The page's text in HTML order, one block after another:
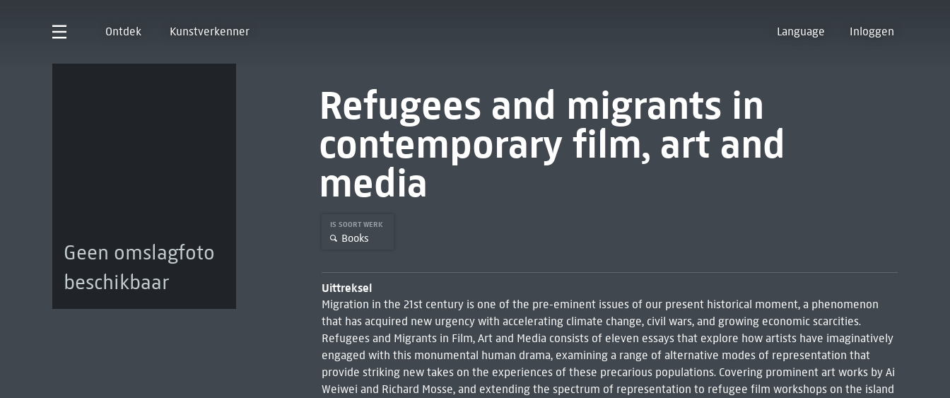
Ontdek Kunstverkenner Language Inloggen
Geen omslagfoto
beschikbaar
Refugees and migrants in
contemporary film, art and
media
IS SOORT WERK
Books
Uittreksel
Migration in the 21st century is one of the pre-eminent issues of our present historical moment, a phenomenon
that has acquired new urgency with accelerating climate change, civil wars, and growing economic scarcities.
Refugees and Migrants in Film, Art and Media consists of eleven essays that explore how artists have imaginatively
engaged with this monumental human drama, examining a range of alternative modes of representation that
provide striking new takes on the experiences of these precarious populations. Covering prominent art works by Ai
Weiwei and Richard Mosse, and extending the spectrum of representation to refugee film workshops on the island